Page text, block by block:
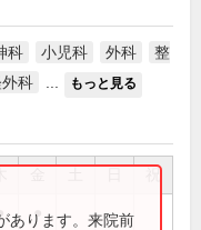
科 小児科 外科
整
科 もっと見る
祝
● ●
あります。来院前